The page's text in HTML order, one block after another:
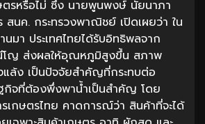
ตรหรือไม่ ซึ่ง นายพูนพงษ์ นัยนาภา
นค. กระทรวงพาณิชย์ เปิดเผยว่า ใน
มา ประเทศไทยได้รับอิทธิพลจาก
โญ ส่งผลให้อุณหภูมิสูงขึ้น สภาพ
แล้ง เป็นปัจจัยสำคัญที่กระทบต่อ
กิจที่ต้องพึ่งพาน้ำเป็นสำคัญ โดย
เกษตรไทย คาดการณ์ว่า สินค้าที่จะได้